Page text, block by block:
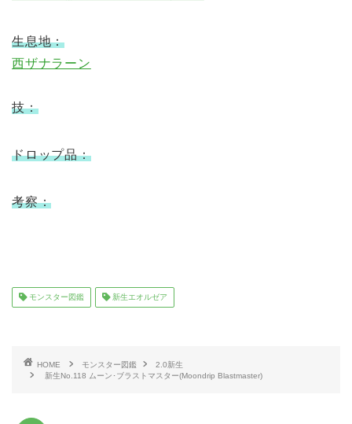
生息地：
西ザナラーン
技：
ドロップ品：
考察：
モンスター図鑑 新生エオルゼア
HOME モンスター図鑑
2.0新生
新生No.118 ムーン･ブラストマスター(Moondrip Blastmaster)